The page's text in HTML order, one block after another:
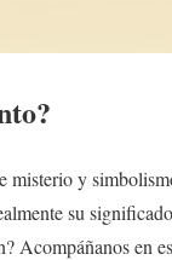
?
misterio y
su
Acompáñanos en